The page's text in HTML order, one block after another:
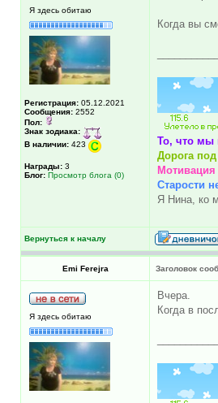
Я здесь обитаю
Регистрация: 05.12.2021
Сообщения: 2552
Пол:
Знак зодиака:
В наличии: 423
Награды: 3
Блог: Просмотр блога (0)
Когда вы
То, что мы
Дорога
Мотивация
Старости
Я Нина, ко
Вернуться к началу
Emi Ferejra Заголовок
Я здесь обитаю
Вчера.
Когда в